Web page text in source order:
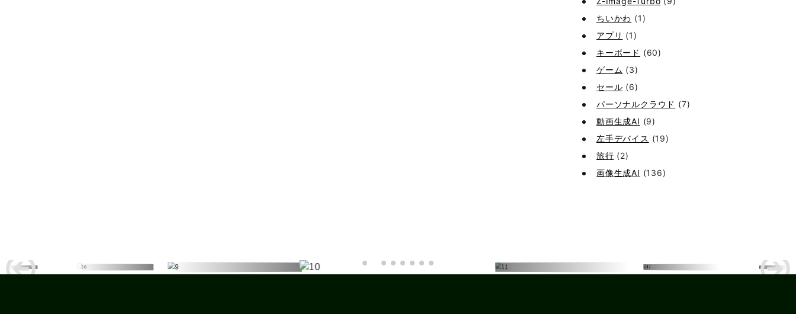
ちいかわ (1)
アプリ (1)
キーボード (60)
ゲーム (3)
セール (6)
パーソナルクラウド (7)
動画生成AI (9)
左手デバイス (19)
旅行 (2)
画像生成AI (136)